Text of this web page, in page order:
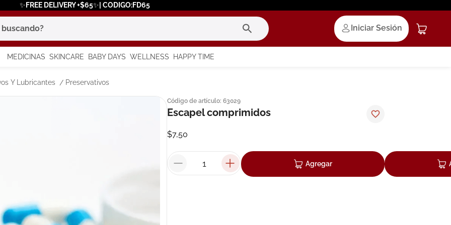
✨FREE DELIVERY +$65✨| CODIGO:FD65
Iniciar Sesión
MEDICINAS SKINCARE BABY DAYS WELLNESS HAPPY TIME
Y Lubricantes Preservativos
Código de artículo: 63029
Escapel comprimidos
$7,50
Agregar
más buscados